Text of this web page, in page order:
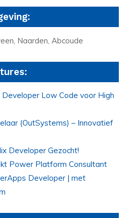
Naarden, Abcoude
Low Code voor High
(OutSystems) – Innovatief
Developer Gezocht!
Power Platform Consultant
Developer | met